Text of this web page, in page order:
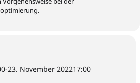
-23. November 202217:00